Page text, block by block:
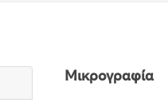
Μικρογραφία